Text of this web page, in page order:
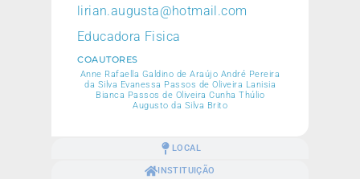
LOCAL
INSTITUIÇÃO
lirian.augusta@hotmail.com
Educadora Fisica
COAUTORES
Anne Rafaella Galdino de Araújo André Pereira
da Silva Evanessa Passos de Oliveira Lanisia
Bianca Passos de Oliveira Cunha Thúlio
Augusto da Silva Brito